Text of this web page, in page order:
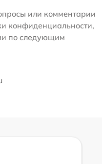
или комментарии
конфиденциальности,
по следующим